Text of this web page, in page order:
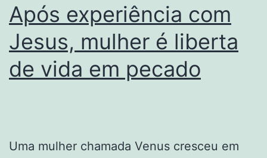
de
confrontos
Após experiência com
Jesus, mulher é liberta
de vida em pecado
Uma mulher chamada Venus cresceu em